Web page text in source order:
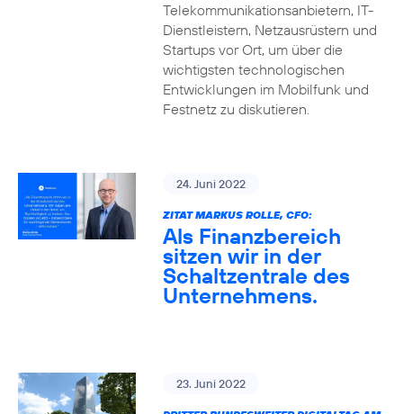
Telekommunikationsanbietern, IT-
Dienstleistern, Netzausrüstern und
Startups vor Ort, um über die
wichtigsten technologischen
Entwicklungen im Mobilfunk und
Festnetz zu diskutieren.
24. Juni 2022
ZITAT MARKUS ROLLE, CFO:
Als Finanzbereich
sitzen wir in der
Schaltzentrale des
Unternehmens.
23. Juni 2022